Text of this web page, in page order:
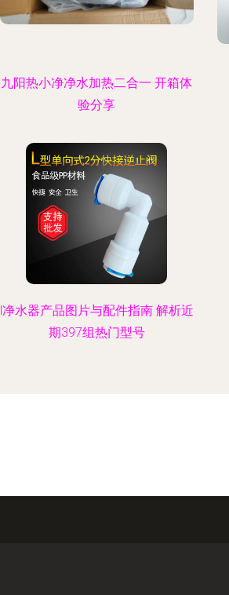
九阳热小净净水加热二合一 开箱体
验分享
l净水器产品图片与配件指南 解析近
期397组热门型号